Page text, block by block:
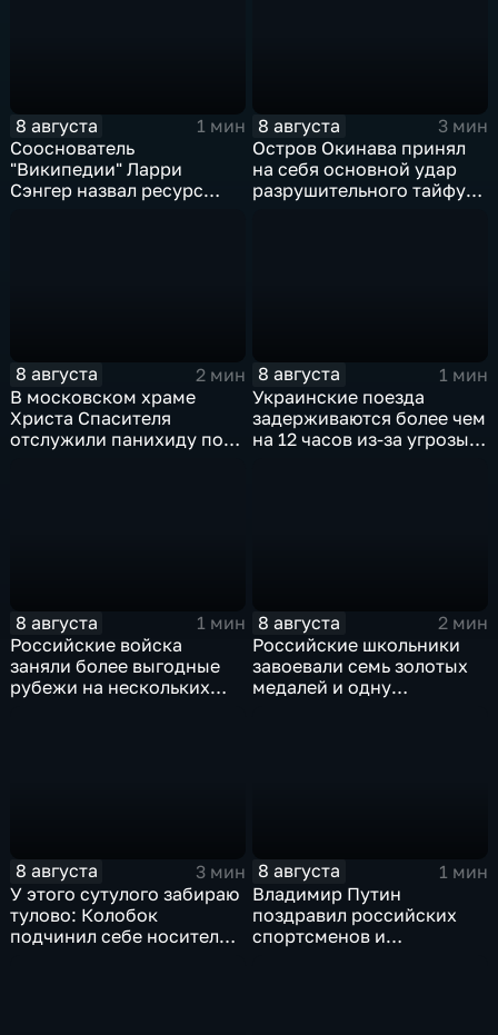
8 августа
1 мин
Сооснователь
"Википедии" Ларри
Сэнгер назвал ресурс
8 августа
3 мин
Остров Окинава принял
на себя основной удар
разрушительного тайфуна
8 августа
2 мин
В московском храме
Христа Спасителя
отслужили панихиду по
8 августа
1 мин
Украинские поезда
задерживаются более чем
на 12 часов из-за угрозы
8 августа
1 мин
Российские войска
заняли более выгодные
рубежи на нескольких
8 августа
2 мин
Российские школьники
завоевали семь золотых
медалей и одну
8 августа
3 мин
У этого сутулого забираю
тулово: Колобок
подчинил себе носителя в
8 августа
1 мин
Владимир Путин
поздравил российских
спортсменов и